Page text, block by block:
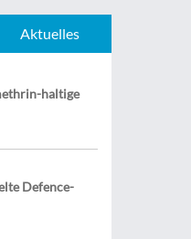
Aktuelles
haltige
Defence-